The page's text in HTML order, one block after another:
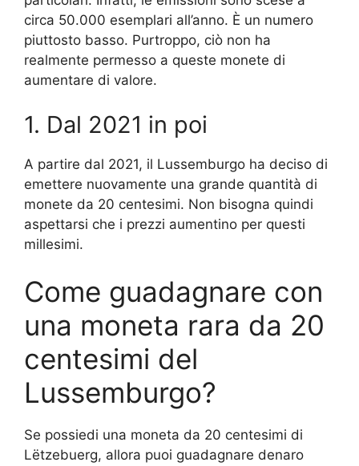
circa 50.000 esemplari all’anno. È un numero
piuttosto basso. Purtroppo, ciò non ha
realmente permesso a queste monete di
aumentare di valore.
1. Dal 2021 in poi
A partire dal 2021, il Lussemburgo ha deciso di
emettere nuovamente una grande quantità di
monete da 20 centesimi. Non bisogna quindi
aspettarsi che i prezzi aumentino per questi
millesimi.
Come guadagnare con
una moneta rara da 20
centesimi del
Lussemburgo?
Se possiedi una moneta da 20 centesimi di
Lëtzebuerg, allora puoi guadagnare denaro